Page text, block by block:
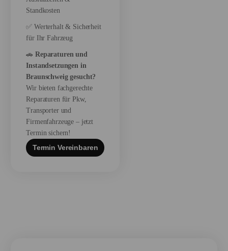
Standkosten
✅ Werterhalt & Sicherheit
für Ihr Fahrzeug
🚗 Reparaturen und
Instandsetzungen in
Braunschweig gesucht?
Wir bieten fachgerechte
Reparaturen für Pkw,
Transporter und
Firmenfahrzeuge – jetzt
Termin sichern!
Termin Vereinbaren